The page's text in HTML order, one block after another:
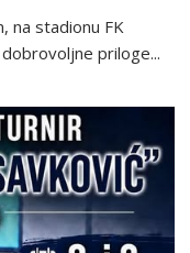
na stadionu FK
priloge...